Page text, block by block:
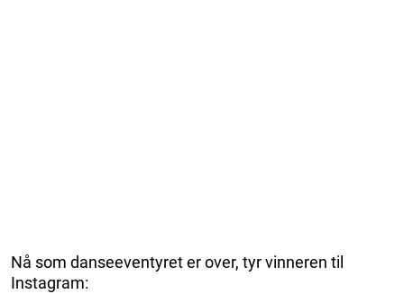
Nå som danseeventyret er over, tyr vinneren til
Instagram: